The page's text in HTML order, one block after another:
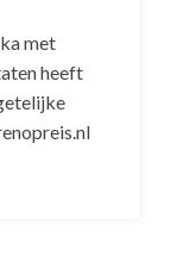
met
heeft